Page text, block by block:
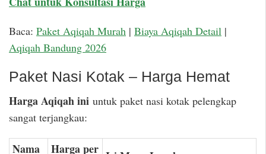
Baca: Paket Aqiqah Murah | Biaya Aqiqah Detail |
Aqiqah Bandung 2026
Paket Nasi Kotak – Harga Hemat
Harga Aqiqah ini untuk paket nasi kotak pelengkap
sangat terjangkau:
Nama
Harga per